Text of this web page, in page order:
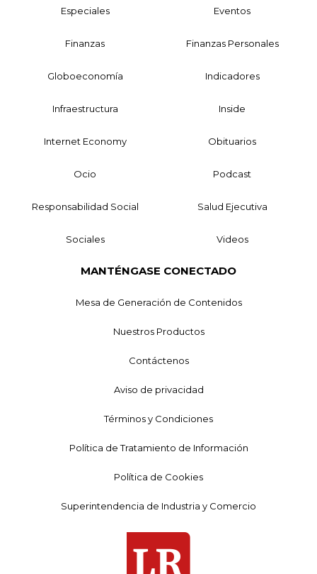
Especiales Eventos
Finanzas Finanzas Personales
Globoeconomía Indicadores
Infraestructura Inside
Internet Economy Obituarios
Ocio Podcast
Responsabilidad Social Salud Ejecutiva
Sociales Videos
MANTÉNGASE CONECTADO
Mesa de Generación de Contenidos
Nuestros Productos
Contáctenos
Aviso de privacidad
Términos y Condiciones
Política de Tratamiento de Información
Política de Cookies
Superintendencia de Industria y Comercio